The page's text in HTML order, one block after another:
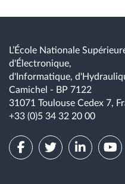
L’École Nationale
d'Électronique,
d'Informatique,
Camichel - BP 7122
31071 Toulouse Cedex 7,
+33 (0)5 34 32 20 00